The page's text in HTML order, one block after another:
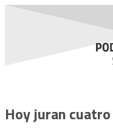
Hoy juran